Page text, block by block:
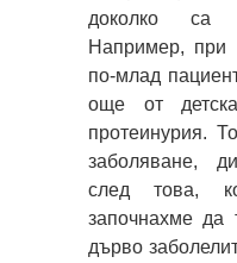
доколко са
Например, при
по-млад
още от
протеинурия.
заболяване,
след това,
започнахме да
дърво